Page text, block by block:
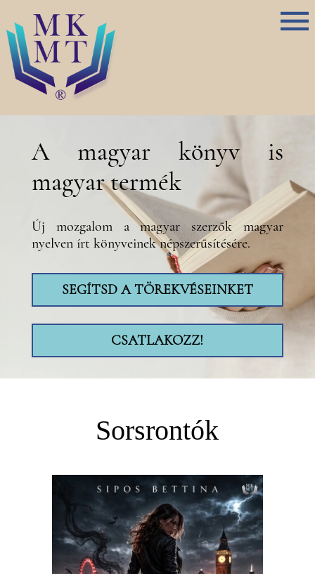
A magyar könyv is
magyar termék
Új mozgalom a magyar szerzők magyar
nyelven írt könyveinek népszerűsítésére.
SEGÍTSD A TÖREKVÉSEINKET
CSATLAKOZZ!
Sorsrontók